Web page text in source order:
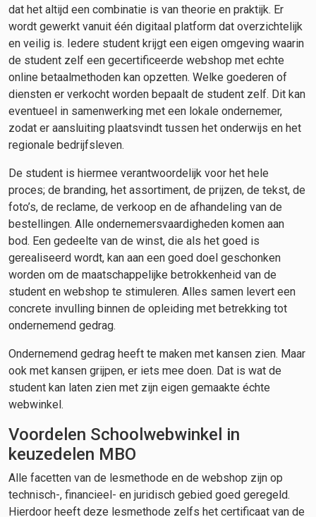
dat het altijd een combinatie is van theorie en praktijk. Er
wordt gewerkt vanuit één digitaal platform dat overzichtelijk
en veilig is. Iedere student krijgt een eigen omgeving waarin
de student zelf een gecertificeerde webshop met echte
online betaalmethoden kan opzetten. Welke goederen of
diensten er verkocht worden bepaalt de student zelf. Dit kan
eventueel in samenwerking met een lokale ondernemer,
zodat er aansluiting plaatsvindt tussen het onderwijs en het
regionale bedrijfsleven.
De student is hiermee verantwoordelijk voor het hele
proces; de branding, het assortiment, de prijzen, de tekst, de
foto’s, de reclame, de verkoop en de afhandeling van de
bestellingen. Alle ondernemersvaardigheden komen aan
bod. Een gedeelte van de winst, die als het goed is
gerealiseerd wordt, kan aan een goed doel geschonken
worden om de maatschappelijke betrokkenheid van de
student en webshop te stimuleren. Alles samen levert een
concrete invulling binnen de opleiding met betrekking tot
ondernemend gedrag.
Ondernemend gedrag heeft te maken met kansen zien. Maar
ook met kansen grijpen, er iets mee doen. Dat is wat de
student kan laten zien met zijn eigen gemaakte échte
webwinkel.
Voordelen Schoolwebwinkel in
keuzedelen MBO
Alle facetten van de lesmethode en de webshop zijn op
technisch-, financieel- en juridisch gebied goed geregeld.
Hierdoor heeft deze lesmethode zelfs het certificaat van de